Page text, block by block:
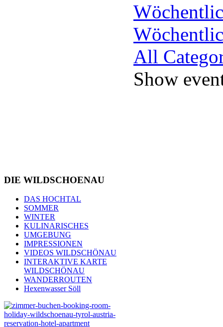
All
Show
DIE WILDSCHOENAU
DAS HOCHTAL
SOMMER
WINTER
KULINARISCHES
UMGEBUNG
IMPRESSIONEN
VIDEOS WILDSCHÖNAU
INTERAKTIVE KARTE
WILDSCHÖNAU
WANDERROUTEN
Hexenwasser Söll